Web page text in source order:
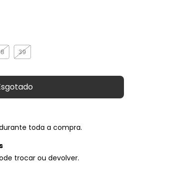
39
toda a compra.
trocar ou devolver.